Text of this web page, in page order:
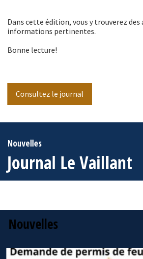
Dans cette édition, vous y trouverez
informations pertinentes.
Bonne lecture!
Consultez le journal
Nouvelles
Journal Le Vaillant
Nouvelles